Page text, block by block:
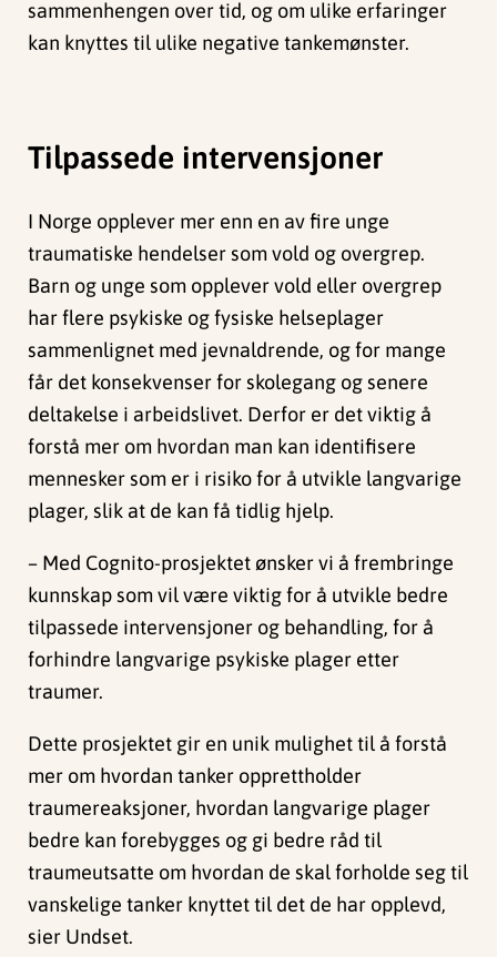
sammenhengen over tid, og om ulike erfaringer
kan knyttes til ulike negative tankemønster.
Tilpassede intervensjoner
I Norge opplever mer enn en av fire unge
traumatiske hendelser som vold og overgrep.
Barn og unge som opplever vold eller overgrep
har flere psykiske og fysiske helseplager
sammenlignet med jevnaldrende, og for mange
får det konsekvenser for skolegang og senere
deltakelse i arbeidslivet. Derfor er det viktig å
forstå mer om hvordan man kan identifisere
mennesker som er i risiko for å utvikle langvarige
plager, slik at de kan få tidlig hjelp.
– Med Cognito-prosjektet ønsker vi å frembringe
kunnskap som vil være viktig for å utvikle bedre
tilpassede intervensjoner og behandling, for å
forhindre langvarige psykiske plager etter
traumer.
Dette prosjektet gir en unik mulighet til å forstå
mer om hvordan tanker opprettholder
traumereaksjoner, hvordan langvarige plager
bedre kan forebygges og gi bedre råd til
traumeutsatte om hvordan de skal forholde seg til
vanskelige tanker knyttet til det de har opplevd,
sier Undset.